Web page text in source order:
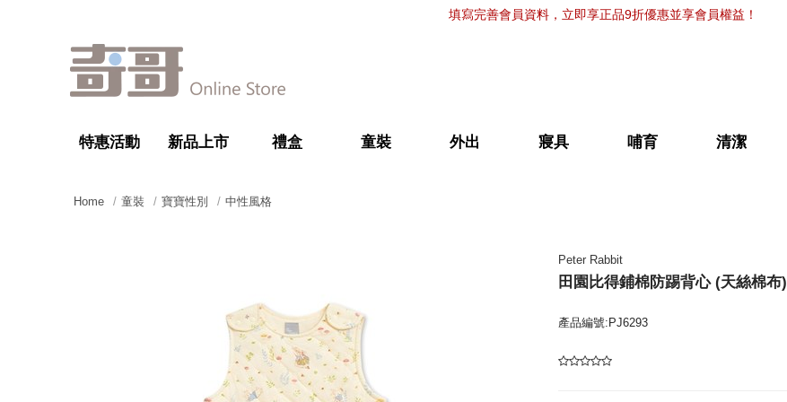
填寫完善會員資料，立即享正品9折優惠並享會員權益！
特惠活動 新品上市 禮盒 童裝 外出 寢具 哺育 清潔
Home 童裝 寶寶性別 中性風格
Peter Rabbit
田園比得鋪棉防踢背心 (天絲棉布)
產品編號:PJ6293